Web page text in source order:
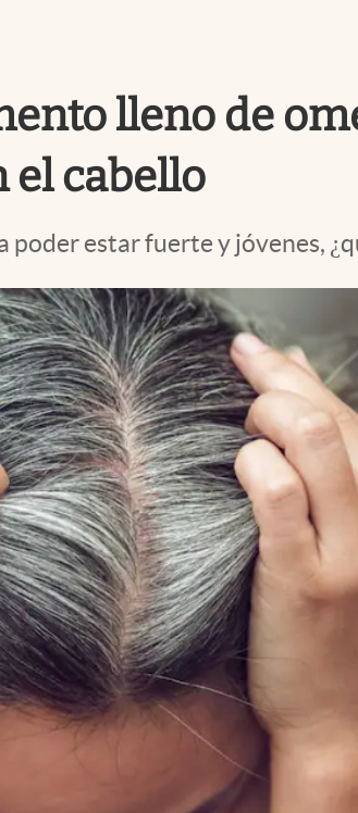
lleno de
el cabello
estar fuerte y jóvenes,